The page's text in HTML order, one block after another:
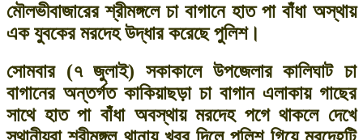
মৌলভীবাজারের শ্রীমঙ্গলে চা বাগানে হাত পা বাঁধা অস্থায়
এক যুবকের মরদেহ উদ্ধার করেছে পুলিশ।
সোমবার (৭ জুলাই) সকাকালে উপজেলার কালিঘাট চা
বাগানের অন্তর্গত কাকিয়াছড়া চা বাগান এলাকায় গাছের
সাথে হাত পা বাঁধা অবস্থায় মরদেহ পগে থাকলে দেখে